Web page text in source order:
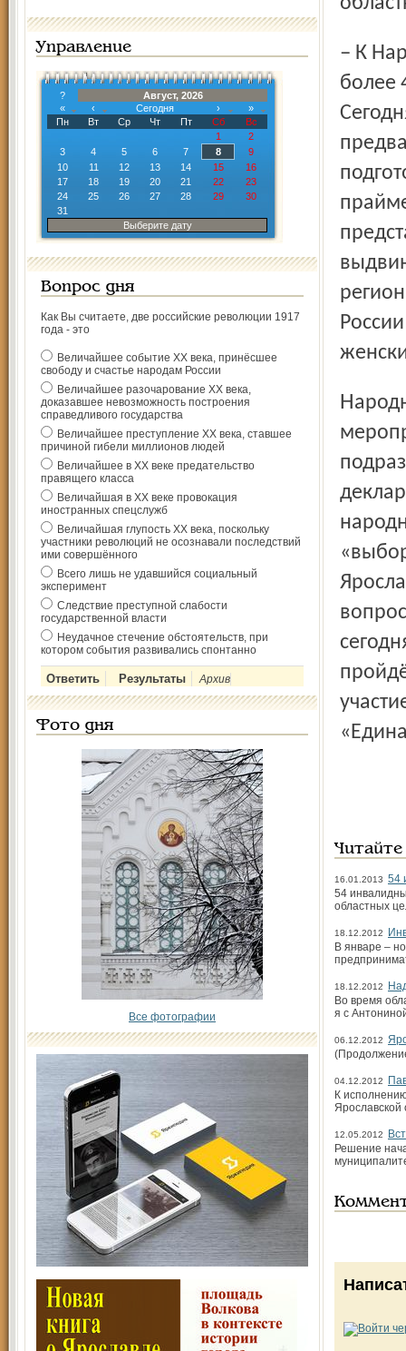
Управление
?
Август, 2026
«
‹ Сегодня ›
»
Пн
Вт Ср Чт Пт Сб
Вс
1
2
3
4 5 6 7 8
9
10
11 12 13 14 15
16
17
18 19 20 21 22
23
24
25 26 27 28 29
30
31
Выберите дату
Вопрос дня
Как Вы считаете, две российские революции 1917
года - это
Величайшее событие ХХ века, принёсшее
свободу и счастье народам России
Величайшее разочарование ХХ века,
доказавшее невозможность построения
справедливого государства
Величайшее преступление ХХ века, ставшее
причиной гибели миллионов людей
Величайшее в ХХ веке предательство
правящего класса
Величайшая в ХХ веке провокация
иностранных спецслужб
Величайшая глупость ХХ века, поскольку
участники революций не осознавали последствий
ими совершённого
Всего лишь не удавшийся социальный
эксперимент
Следствие преступной слабости
государственной власти
Неудачное стечение обстоятельств, при
котором события развивались спонтанно
Архив
Фото дня
Все фотографии
– К Народному фронту в нашей области присоединились
более
Народное предварительное голосование – это комплекс
16.01.2013 54
54
областных
18.12.2012
В январе –
18.12.2012
Во время
я с
06.12.2012
04.12.2012
К
Ярославской
12.05.2012
Решение